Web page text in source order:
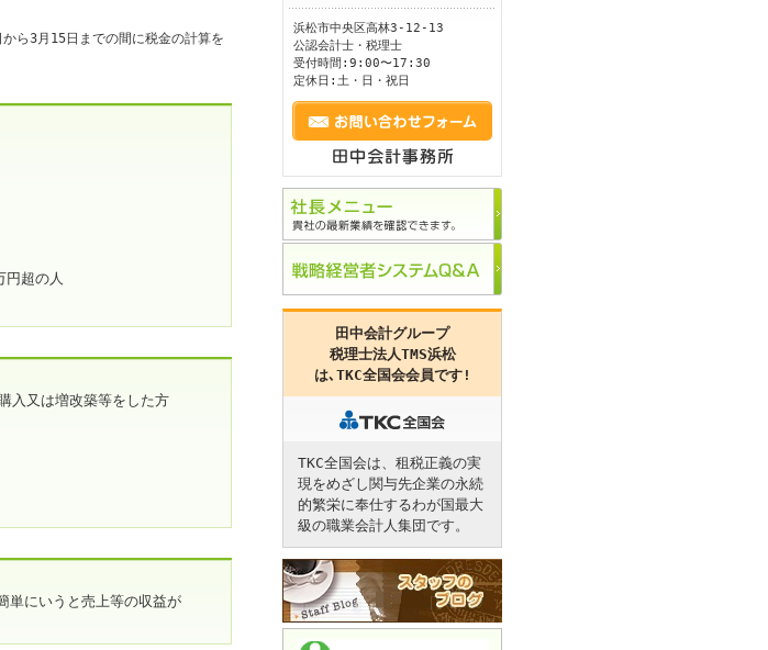
うお願い申し上げます。
区 高林3-12-13)
ら3月15日までの間に税金の計算を
円超の人
入又は増改築等をした方
にいうと売上等の収益が
浜松市中央区高林3-12-13
公認会計士・税理士
受付時間:9:00〜17:30
定休日:土・日・祝日
田中会計グループ
税理士法人TMS浜松
は､ TKC全国会会員です!
TKC全国会は、租税正義の実
現をめざし関与先企業の永続
的繁栄に奉仕するわが国最大
級の職業会計人集団です。